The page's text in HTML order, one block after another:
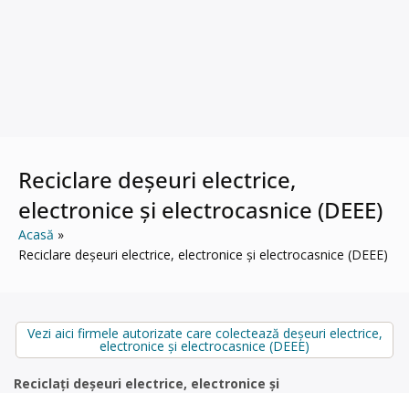
Reciclare deșeuri electrice,
electronice și electrocasnice (DEEE)
Acasă
Reciclare deșeuri electrice, electronice și electrocasnice (DEEE)
Vezi aici firmele autorizate care colectează deșeuri electrice,
electronice și electrocasnice (DEEE)
Reciclați deșeuri electrice, electronice și